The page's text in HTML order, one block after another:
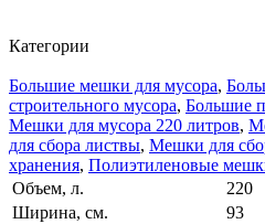
Категории
Большие мешки для мусора,
строительного мусора, Большие
Мешки для мусора 220 литров,
для сбора листвы, Мешки для
хранения, Полиэтиленовые
Объем, л.
220
Ширина, см.
93